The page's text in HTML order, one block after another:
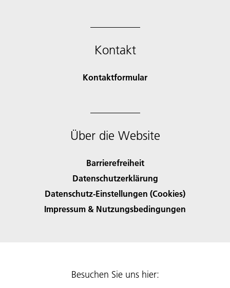
Kontakt
Kontaktformular
Über die Website
Barrierefreiheit
Datenschutzerklärung
Datenschutz-Einstellungen (Cookies)
Impressum & Nutzungsbedingungen
Besuchen Sie uns hier: